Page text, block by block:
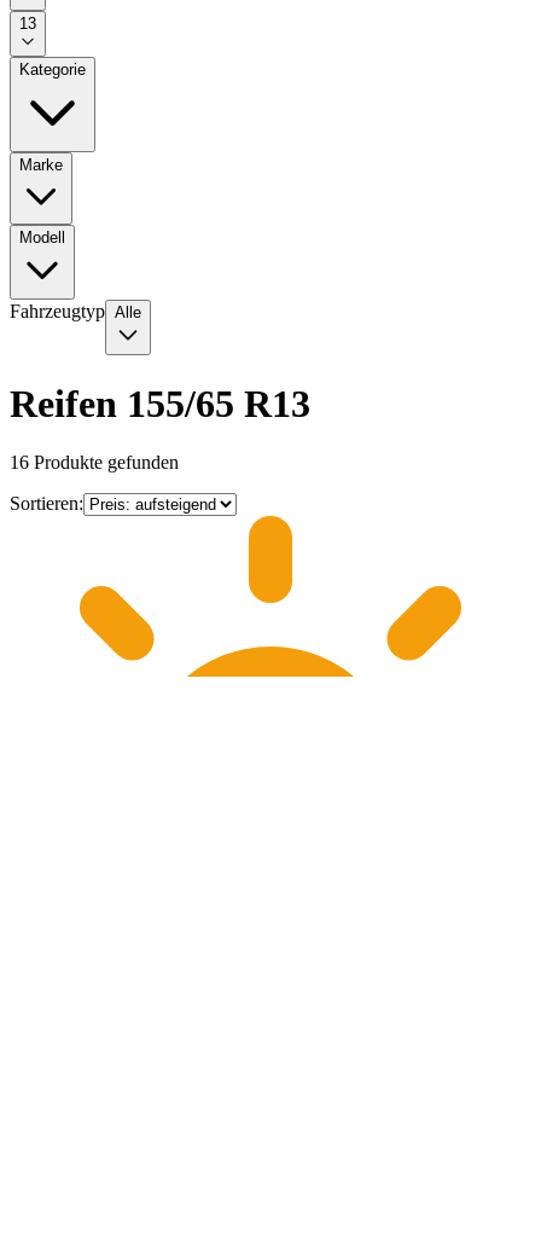
13
Kategorie
Marke
Modell
Fahrzeugtyp Alle
Reifen 155/65 R13
16 Produkte gefunden
Sortieren: